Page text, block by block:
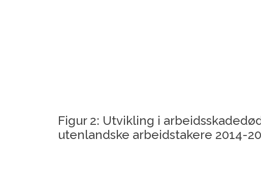
Figur 2: Utvikling i
utenlandske arbeidstakere 2014-